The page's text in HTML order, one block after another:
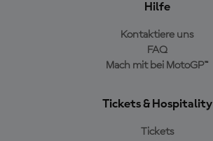
Hilfe
Kontaktiere uns
FAQ
Mach mit bei MotoGP™
Tickets & Hospitality
Tickets